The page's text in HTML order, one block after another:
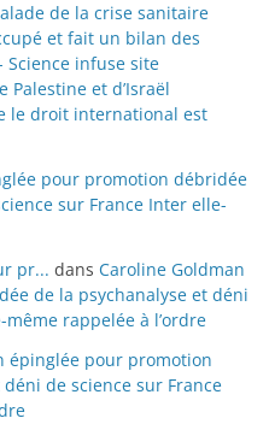
de la crise sanitaire
et fait un bilan des
Science infuse site
Palestine et d’Israël
le droit international est
pour promotion débridée
sur France Inter elle-
pr... dans Caroline Goldman
de la psychanalyse et déni
rappelée à l’ordre
épinglée pour promotion
de science sur France